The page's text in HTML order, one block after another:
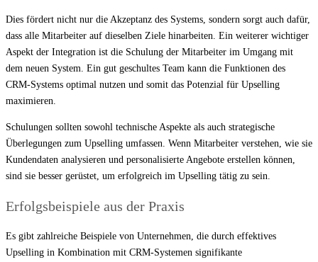
Dies fördert nicht nur die Akzeptanz des Systems, sondern sorgt auch dafür,
dass alle Mitarbeiter auf dieselben Ziele hinarbeiten. Ein weiterer wichtiger
Aspekt der Integration ist die Schulung der Mitarbeiter im Umgang mit
dem neuen System. Ein gut geschultes Team kann die Funktionen des
CRM-Systems optimal nutzen und somit das Potenzial für Upselling
maximieren.
Schulungen sollten sowohl technische Aspekte als auch strategische
Überlegungen zum Upselling umfassen. Wenn Mitarbeiter verstehen, wie sie
Kundendaten analysieren und personalisierte Angebote erstellen können,
sind sie besser gerüstet, um erfolgreich im Upselling tätig zu sein.
Erfolgsbeispiele aus der Praxis
Es gibt zahlreiche Beispiele von Unternehmen, die durch effektives
Upselling in Kombination mit CRM-Systemen signifikante